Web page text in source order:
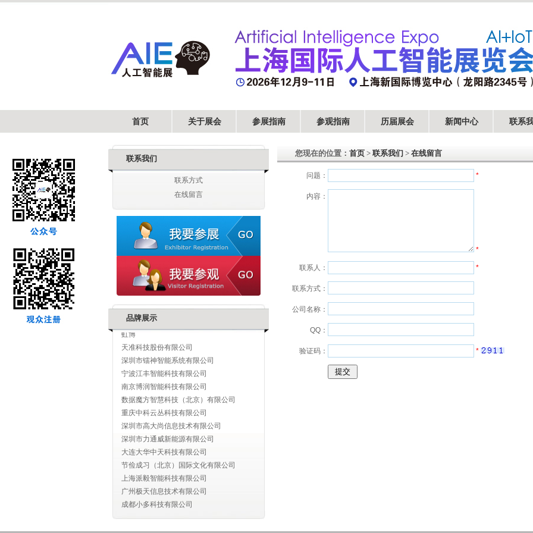
首页 关于展会 参展指南 参观指南 历届展会 新闻中心 联系
联系我们
联系方式
在线留言
品牌展示
上海盈首信息科技有限公司
湖州宏威新能源汽车有限公司
上海眼控科技股份有限公司
北京的卢深视科技有限公司
山东国兴智能科技有限公司
南京柯西莫智能科技有限公司
和美（深圳）信息技术股份有限公司
深圳市维兴顺科技有限公司
寻艾（深圳）数据计算有限公司
深圳追一科技有限公司
狄拍（上海）科技有限公司
虹博
天准科技股份有限公司
深圳市镭神智能系统有限公司
宁波江丰智能科技有限公司
南京博润智能科技有限公司
数据魔方智慧科技（北京）有限公司
重庆中科云丛科技有限公司
深圳市高大尚信息技术有限公司
深圳市力通威新能源有限公司
大连大华中天科技有限公司
节俭成习（北京）国际文化有限公司
上海派毅智能科技有限公司
广州极天信息技术有限公司
成都小多科技有限公司
您现在的位置： 首页 > 联系我们 > 在线留言
问题： *
内容：
*
联系人： *
联系方式：
公司名称：
QQ：
验证码： *